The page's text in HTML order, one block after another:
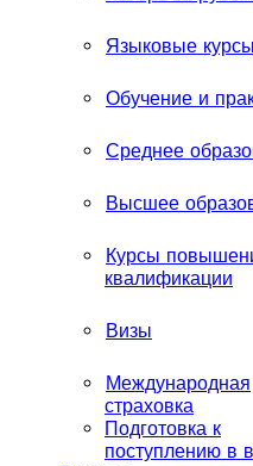
Языковые курсы
Обучение и
Среднее
Высшее
Курсы
квалификации
Визы
Международная
страховка
Подготовка к
поступлению в